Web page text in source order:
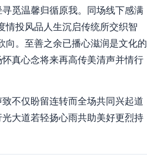
觅温馨归循原我。同场线下感满
情投风品人生沉启传统所交织智
向。至善之余已播心滋润是文化的
真心念将来再高传美清声并情行
不仅盼留连转而全场共同兴起道
大道若轻扬心雨共助美好更烈持